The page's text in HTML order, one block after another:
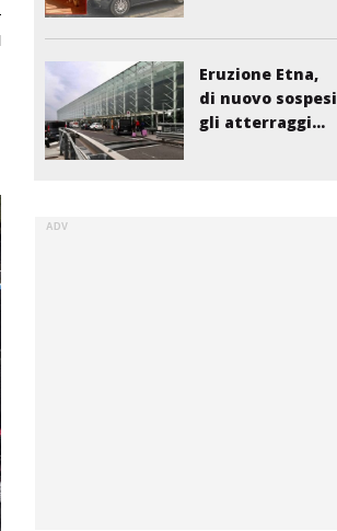
Eruzione Etna,
di nuovo sospesi
gli atterraggi...